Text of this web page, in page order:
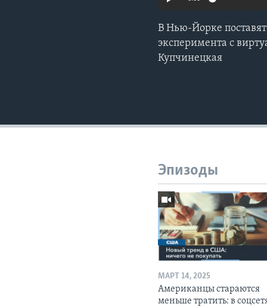
В Нью-Йорке
эксперимента с
Купчинецкая
Эпизоды
МАРТ 14, 2025
Американцы стараются
меньше тратить: в